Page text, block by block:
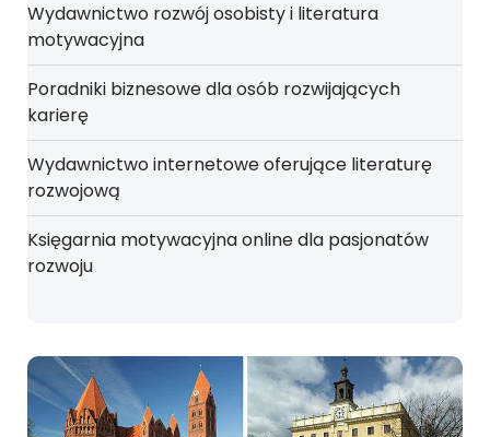
Wydawnictwo rozwój osobisty i literatura
motywacyjna
Poradniki biznesowe dla osób rozwijających
karierę
Wydawnictwo internetowe oferujące literaturę
rozwojową
Księgarnia motywacyjna online dla pasjonatów
rozwoju